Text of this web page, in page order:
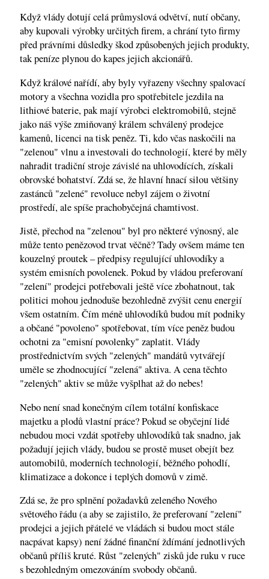
Když vlády dotují celá průmyslová odvětví, nutí občany,
aby kupovali výrobky určitých firem, a chrání tyto firmy
před právními důsledky škod způsobených jejich produkty,
tak peníze plynou do kapes jejich akcionářů.
Když králové nařídí, aby byly vyřazeny všechny spalovací
motory a všechna vozidla pro spotřebitele jezdila na
lithiové baterie, pak mají výrobci elektromobilů, stejně
jako náš výše zmiňovaný králem schválený prodejce
kamenů, licenci na tisk peněz. Ti, kdo včas naskočili na
"zelenou" vlnu a investovali do technologií, které by měly
nahradit tradiční stroje závislé na uhlovodících, získali
obrovské bohatství. Zdá se, že hlavní hnací silou většiny
zastánců "zelené" revoluce nebyl zájem o životní
prostředí, ale spíše prachobyčejná chamtivost.
Jistě, přechod na "zelenou" byl pro některé výnosný, ale
může tento penězovod trvat věčně? Tady ovšem máme ten
kouzelný proutek – předpisy regulující uhlovodíky a
systém emisních povolenek. Pokud by vládou preferovaní
"zelení" prodejci potřebovali ještě více zbohatnout, tak
politici mohou jednoduše bezohledně zvýšit cenu energií
všem ostatním. Čím méně uhlovodíků budou mít podniky
a občané "povoleno" spotřebovat, tím více peněz budou
ochotni za "emisní povolenky" zaplatit. Vlády
prostřednictvím svých "zelených" mandátů vytvářejí
uměle se zhodnocující "zelená" aktiva. A cena těchto
"zelených" aktiv se může vyšplhat až do nebes!
Nebo není snad konečným cílem totální konfiskace
majetku a plodů vlastní práce? Pokud se obyčejní lidé
nebudou moci vzdát spotřeby uhlovodíků tak snadno, jak
požadují jejich vlády, budou se prostě muset obejít bez
automobilů, moderních technologií, běžného pohodlí,
klimatizace a dokonce i teplých domovů v zimě.
Zdá se, že pro splnění požadavků zeleného Nového
světového řádu (a aby se zajistilo, že preferovaní "zelení"
prodejci a jejich přátelé ve vládách si budou moct stále
nacpávat kapsy) není žádné finanční ždímání jednotlivých
občanů příliš kruté. Růst "zelených" zisků jde ruku v ruce
s bezohledným omezováním svobody občanů.